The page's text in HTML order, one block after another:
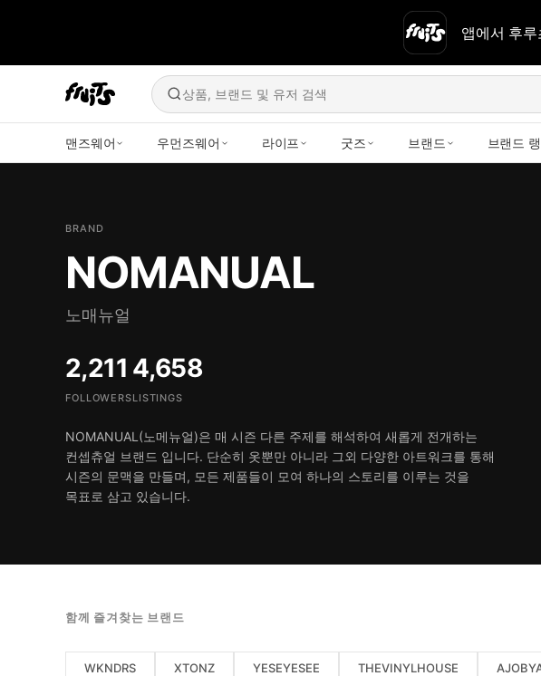
앱에서 후
상품, 브랜드 및 유저 검색
맨즈웨어 우먼즈웨어 라이프 굿즈 브랜드 브랜드
BRAND
NOMANUAL
노매뉴얼
2,211
FOLLOWERS
4,658
LISTINGS
NOMANUAL(노메뉴얼)은 매 시즌 다른 주제를 해석하여 새롭게 전개하는
컨셉츄얼 브랜드 입니다. 단순히 옷뿐만 아니라 그외 다양한 아트워크를 통해
시즌의 문맥을 만들며, 모든 제품들이 모여 하나의 스토리를 이루는 것을
목표로 삼고 있습니다.
함께 즐겨찾는 브랜드
WKNDRS XTONZ YESEYESEE THEVINYLHOUSE